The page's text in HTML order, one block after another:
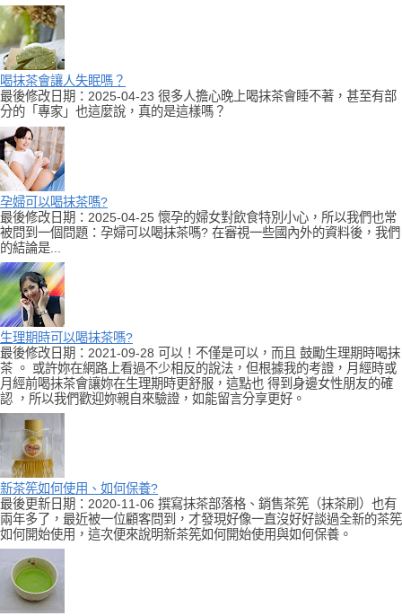
喝抹茶會讓人失眠嗎？
最後修改日期：2025-04-23 很多人擔心晚上喝抹茶會睡不著，甚至有部
分的「專家」也這麼說，真的是這樣嗎？
孕婦可以喝抹茶嗎?
最後修改日期：2025-04-25 懷孕的婦女對飲食特別小心，所以我們也常
被問到一個問題：孕婦可以喝抹茶嗎? 在審視一些國內外的資料後，我們
的結論是...
生理期時可以喝抹茶嗎?
最後修改日期：2021-09-28 可以！不僅是可以，而且 鼓勵生理期時喝抹
茶 。 或許妳在網路上看過不少相反的說法，但根據我的考證，月經時或
月經前喝抹茶會讓妳在生理期時更舒服，這點也 得到身邊女性朋友的確
認 ，所以我們歡迎妳親自來驗證，如能留言分享更好。
新茶筅如何使用、如何保養?
最後更新日期：2020-11-06 撰寫抹茶部落格、銷售茶筅（抹茶刷）也有
兩年多了，最近被一位顧客問到，才發現好像一直沒好好談過全新的茶筅
如何開始使用，這次便來說明新茶筅如何開始使用與如何保養。